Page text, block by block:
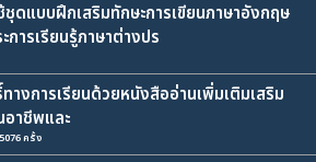
ชุดแบบฝึกเสริมทักษะการเขียนภาษาอังกฤษ
การเรียนรู้ภาษาต่างปร
งการเรียนด้วยหนังสืออ่านเพิ่มเติมเสริม
อาชีพและ
ครั้ง